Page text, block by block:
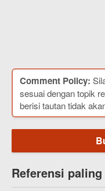
Comment Policy:
sesuai dengan topik
berisi tautan tidak
Referensi